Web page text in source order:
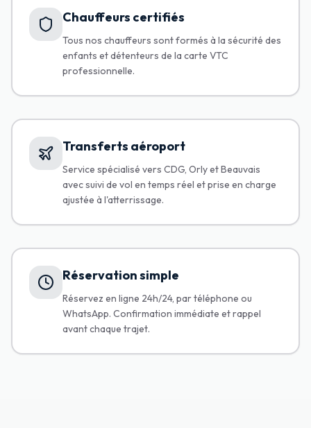
Chauffeurs certifiés
Tous nos chauffeurs sont formés à la sécurité des
enfants et détenteurs de la carte VTC
professionnelle.
Transferts aéroport
Service spécialisé vers CDG, Orly et Beauvais
avec suivi de vol en temps réel et prise en charge
ajustée à l'atterrissage.
Réservation simple
Réservez en ligne 24h/24, par téléphone ou
WhatsApp. Confirmation immédiate et rappel
avant chaque trajet.